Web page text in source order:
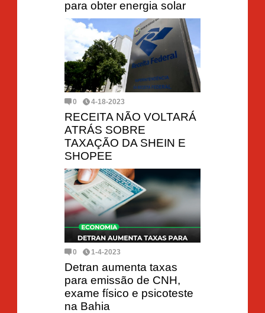
para obter energia solar
0 4-18-2023
RECEITA NÃO VOLTARÁ
ATRÁS SOBRE
TAXAÇÃO DA SHEIN E
SHOPEE
0 1-4-2023
Detran aumenta taxas
para emissão de CNH,
exame físico e psicoteste
na Bahia